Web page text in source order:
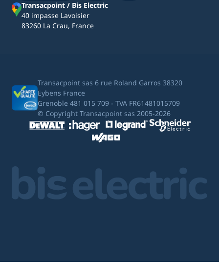
Transacpoint / Bis Electric
40 impasse Lavoisier
83260 La Crau, France
Transacpoint sas 6 rue Roland Garros 38320
Eybens France
Grenoble 481 015 709 - TVA FR61481015709
© Copyright Transacpoint sas 2005-2026